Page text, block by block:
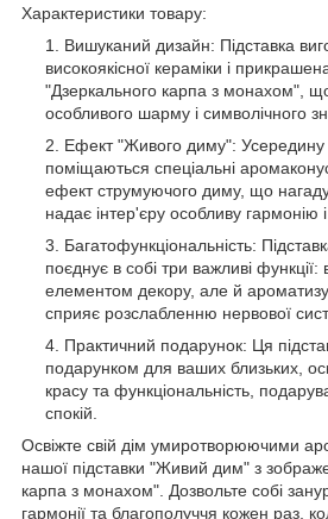
Характеристики товару:
Вишуканий дизайн: Підставка
високоякісної кераміки і
"Дзеркального карпа з монахом",
особливого шарму і символічного
Ефект "Живого диму": Усередину
поміщаються спеціальні
ефект струмуючого диму, що
надає інтер'єру особливу гармонію і
Багатофункціональність:
поєднує в собі три важливі
елементом декору, але й
сприяє розслабленню нервової
Практичний подарунок: Ця
подарунком для ваших близьких,
красу та функціональність,
спокій.
Освіжте свій дім умиротворюючими
нашої підставки "Живий дим" з
карпа з монахом". Дозвольте собі
гармонії та благополуччя кожен раз,